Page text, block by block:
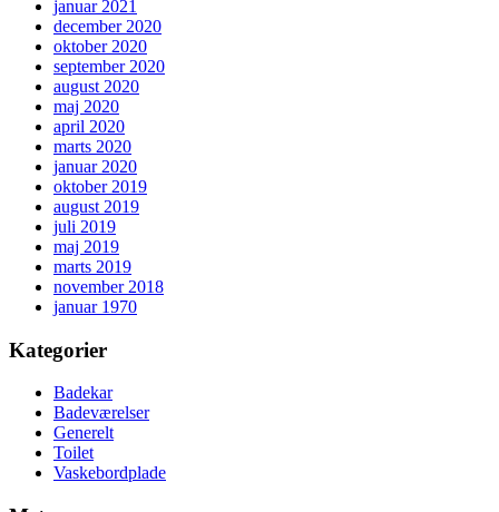
januar 2021
december 2020
oktober 2020
september 2020
august 2020
maj 2020
april 2020
marts 2020
januar 2020
oktober 2019
august 2019
juli 2019
maj 2019
marts 2019
november 2018
januar 1970
Kategorier
Badekar
Badeværelser
Generelt
Toilet
Vaskebordplade